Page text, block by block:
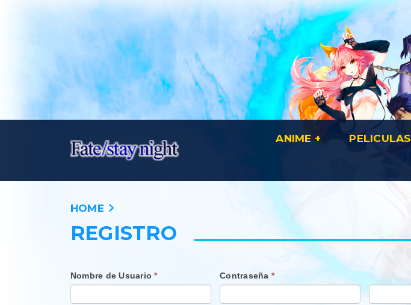
ANIME PELICULAS
HOME
REGISTRO
Nombre de Usuario* Contraseña *